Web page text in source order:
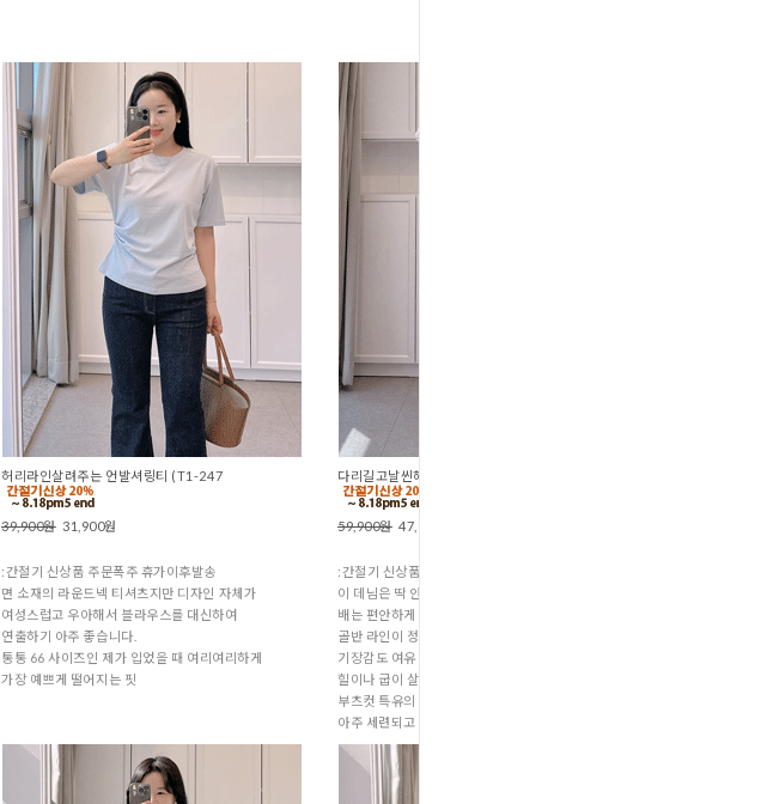
허리라인살려주는 언발셔링티 (T1-247
39,900원31,900원
:간절기 신상품 주문폭주 휴가이후발송
면 소재의 라운드넥 티셔츠지만 디자인 자체가
여성스럽고 우아해서 블라우스를 대신하여
연출하기 아주 좋습니다.
통통 66 사이즈인 제가 입었을 때 여리여리하게
가장 예쁘게 떨어지는 핏
다리길고날씬해보이는 논페이드부츠컷데님 (P2-308
59,900원47,900원
:간절기 신상품
이 데님은 딱 안정감 있는 미디 기장으로 나와서
배는 편안하게 감싸주면서도
골반 라인이 정말 예뻐 보입니다.
기장감도 여유 있게 툭 떨어져서
힐이나 굽이 살짝 있는 운동화랑 매치해 주시면,
부츠컷 특유의 과한 느낌 없이
아주 세련되고 길